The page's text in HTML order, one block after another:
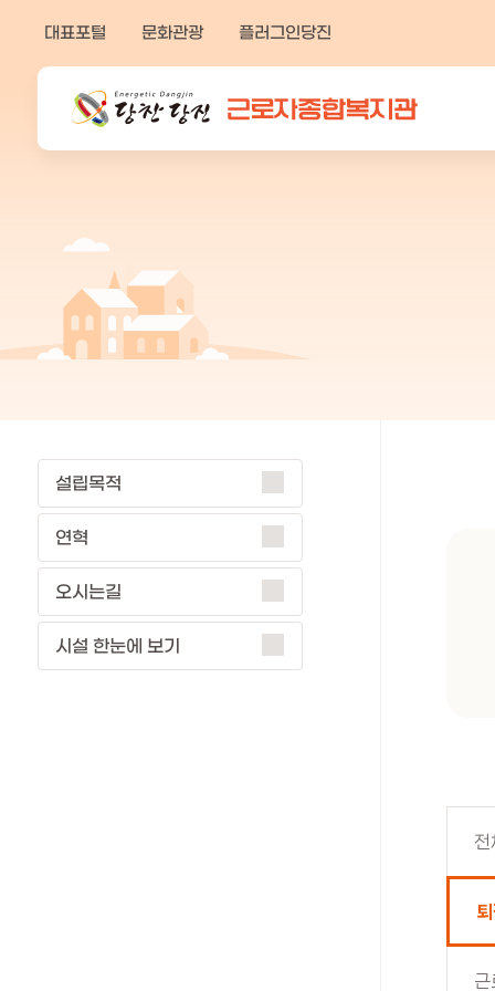
대표포털 문화관광 플러그인당진
기
버
페이스북
트위터
프린트
설립목적
연혁
오시는길
시설 한눈에 보기
전
근